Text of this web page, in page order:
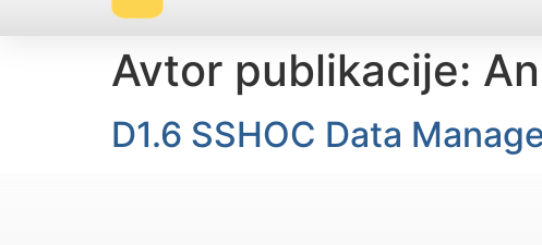
Avtor publikacije:
D1.6 SSHOC Data